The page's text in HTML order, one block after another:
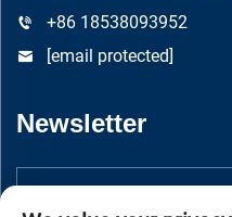
+86 18538093952
[email protected]
Newsletter